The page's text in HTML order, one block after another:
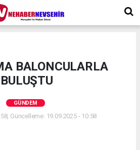
BALONCULARLA
BULUŞTU
GÜNDEM
Güncelleme: 19.09.2025 - 10:58